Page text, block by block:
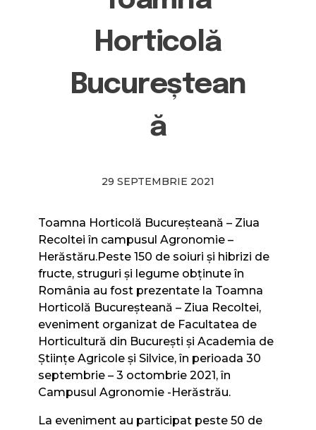
Horticolă
Bucureștean
ă
29 SEPTEMBRIE 2021
Toamna Horticolă Bucureșteană – Ziua
Recoltei în campusul Agronomie –
Herăstăru.Peste 150 de soiuri şi hibrizi de
fructe, struguri şi legume obţinute în
România au fost prezentate la Toamna
Horticolă Bucureşteană – Ziua Recoltei,
eveniment organizat de Facultatea de
Horticultură din Bucureşti şi Academia de
Ştiinţe Agricole şi Silvice, în perioada 30
septembrie – 3 octombrie 2021, în
Campusul Agronomie -Herăstrău.
La eveniment au participat peste 50 de